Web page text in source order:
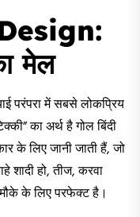
:
मेल
परंपरा में सबसे लोकप्रिय
का अर्थ है गोल बिंदी
के लिए जानी जाती हैं, जो
शादी हो, तीज, करवा
मौके के लिए परफेक्ट है।